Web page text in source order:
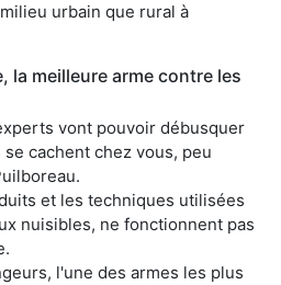
urbain que rural à
la meilleure arme contre les
vont pouvoir débusquer
cachent chez vous, peu
et les techniques utilisées
nuisibles, ne fonctionnent pas
l'une des armes les plus